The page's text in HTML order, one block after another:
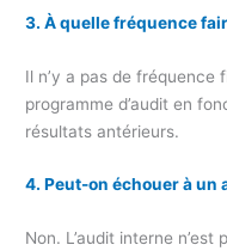
3. À quelle fréquence
Il n’y a pas de fréquence
programme d’audit en
résultats antérieurs.
4. Peut-on échouer à un
Non. L’audit interne n’est